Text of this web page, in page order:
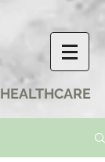
HEALTHCARE